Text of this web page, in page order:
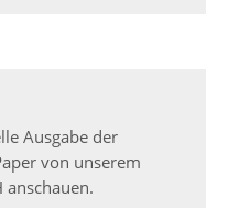
Ausgabe der
von unserem
anschauen.